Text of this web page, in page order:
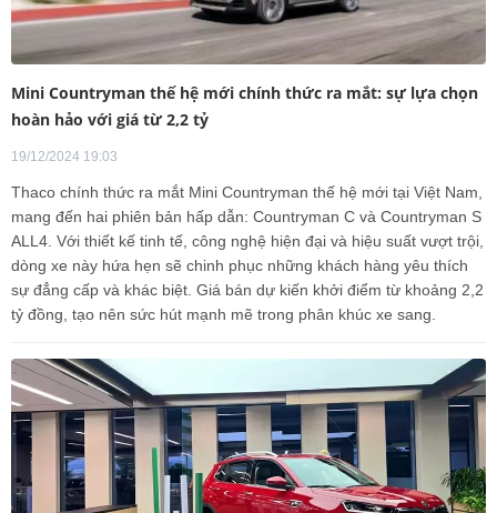
Mini Countryman thế hệ mới chính thức ra mắt: sự lựa chọn
hoàn hảo với giá từ 2,2 tỷ
19/12/2024 19:03
Thaco chính thức ra mắt Mini Countryman thế hệ mới tại Việt Nam,
mang đến hai phiên bản hấp dẫn: Countryman C và Countryman S
ALL4. Với thiết kế tinh tế, công nghệ hiện đại và hiệu suất vượt trội,
dòng xe này hứa hẹn sẽ chinh phục những khách hàng yêu thích
sự đẳng cấp và khác biệt. Giá bán dự kiến khởi điểm từ khoảng 2,2
tỷ đồng, tạo nên sức hút mạnh mẽ trong phân khúc xe sang.